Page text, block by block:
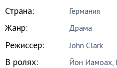
Страна: Германия
Жанр: Драма
Режиссер: John Clark
В ролях: Йон Иамоах,